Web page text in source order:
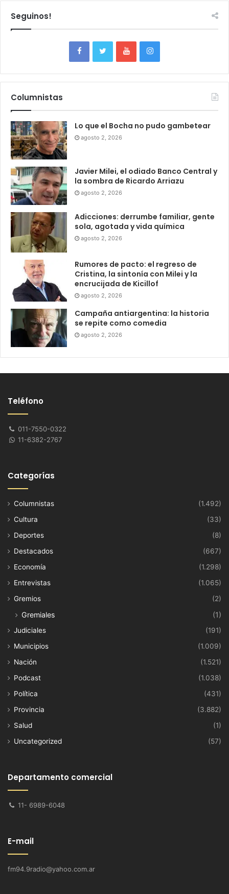
Seguinos!
Columnistas
Lo que el Bocha no pudo gambetear
agosto 2, 2026
Javier Milei, el odiado Banco Central y
la sombra de Ricardo Arriazu
agosto 2, 2026
Adicciones: derrumbe familiar, gente
sola, agotada y vida química
agosto 2, 2026
Rumores de pacto: el regreso de
Cristina, la sintonía con Milei y la
encrucijada de Kicillof
agosto 2, 2026
Campaña antiargentina: la historia
se repite como comedia
agosto 2, 2026
Teléfono
011-7550-0322
11-6382-2767
Categorías
Columnistas
(1.492)
Cultura
(33)
Deportes
(8)
Destacados
(667)
Economía
(1.298)
Entrevistas
(1.065)
Gremios
(2)
Gremiales (1)
Judiciales
(191)
Municipios
(1.009)
Nación
(1.521)
Podcast
(1.038)
Política
(431)
Provincia
(3.882)
Salud
(1)
Uncategorized
(57)
Departamento comercial
11- 6989-6048
E-mail
fm94.9radio@yahoo.com.ar